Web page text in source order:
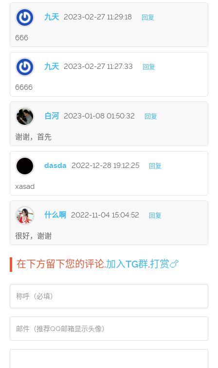
九天 2023-02-27 11:29:18 回复
666
九天 2023-02-27 11:27:33 回复
6666
白河 2023-01-08 01:50:32 回复
谢谢，首先
dasda 2022-12-28 19:12:25 回复
xasad
什么啊 2022-11-04 15:04:52 回复
很好，谢谢
在下方留下您的评论.加入TG群.打赏🍗